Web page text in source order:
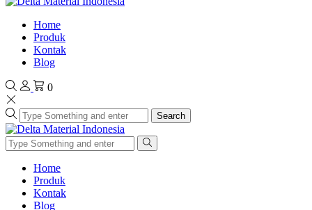
Home
Produk
Kontak
Blog
0
Search
Home
Produk
Kontak
Blog